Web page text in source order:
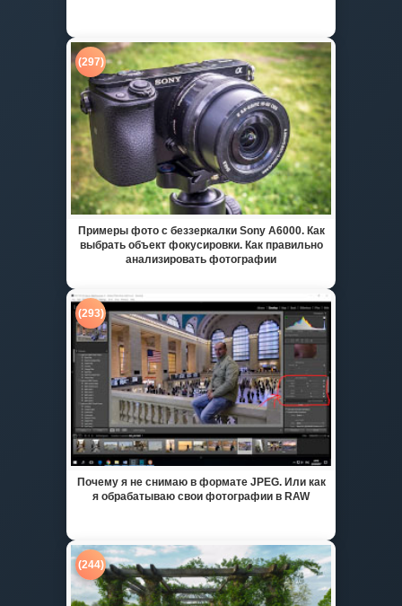
(297)
Примеры фото с беззеркалки Sony A6000. Как
выбрать объект фокусировки. Как правильно
анализировать фотографии
(293)
Почему я не снимаю в формате JPEG. Или как
я обрабатываю свои фотографии в RAW
(244)